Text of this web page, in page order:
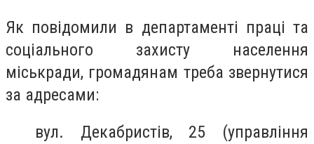
Як повідомили в департаменті праці та
соціального захисту населення
міськради, громадянам треба звернутися
за адресами:
⠀ вул. Декабристів, 25 (управління